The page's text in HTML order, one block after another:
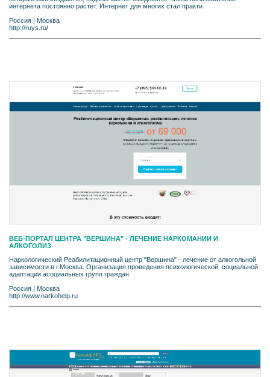
интернета постоянно растет. Интернет для многих стал практи
Россия
Москва
http://ruys.ru/
ВЕБ-ПОРТАЛ ЦЕНТРА "ВЕРШИНА" - ЛЕЧЕНИЕ НАРКОМАНИИ И
АЛКОГОЛИЗ
Наркологический Реабилитационный центр "Вершина" - лечение от алкогольной
зависимости в г.Москва. Организация проведения психологической, социальной
адаптации асоциальных групп граждан.
Россия | Москва
http://www.narkohelp.ru